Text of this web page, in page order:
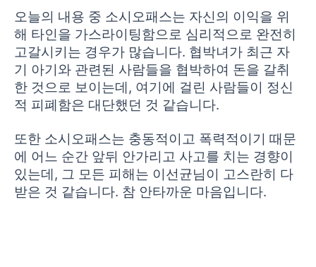
오늘의 내용 중 소시오패스는 자신의 이익을 위
해 타인을 가스라이팅함으로 심리적으로 완전히
고갈시키는 경우가 많습니다. 협박녀가 최근 자
기 아기와 관련된 사람들을 협박하여 돈을 갈취
한 것으로 보이는데, 여기에 걸린 사람들이 정신
적 피폐함은 대단했던 것 같습니다.
또한 소시오패스는 충동적이고 폭력적이기 때문
에 어느 순간 앞뒤 안가리고 사고를 치는 경향이
있는데, 그 모든 피해는 이선균님이 고스란히 다
받은 것 같습니다. 참 안타까운 마음입니다.